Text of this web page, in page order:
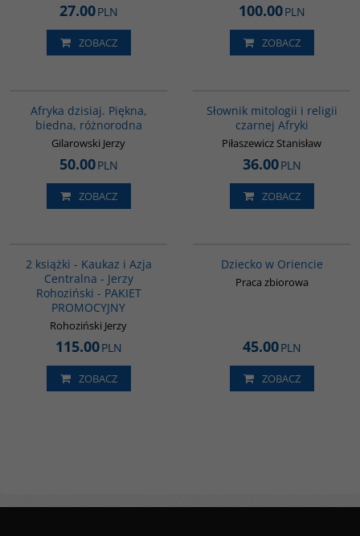
27.00PLN
ZOBACZ
100.00PLN
ZOBACZ
Afryka dzisiaj. Piękna,
biedna, różnorodna
Gilarowski Jerzy
50.00PLN
ZOBACZ
Słownik mitologii i religii
czarnej Afryki
Piłaszewicz Stanisław
36.00PLN
ZOBACZ
2 książki - Kaukaz i Azja
Centralna - Jerzy
Rohoziński - PAKIET
PROMOCYJNY
Rohoziński Jerzy
115.00PLN
ZOBACZ
Dziecko w Oriencie
Praca zbiorowa
45.00PLN
ZOBACZ